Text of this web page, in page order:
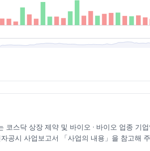
3455035600-4.43113138
3470035500-0.28135062
30200324502.69 168563
3115031650 -2.47228272
코스닥 상장 제약 및 바이오 · 바이오 업종
공시 사업보고서 「사업의 내용」을 참고해